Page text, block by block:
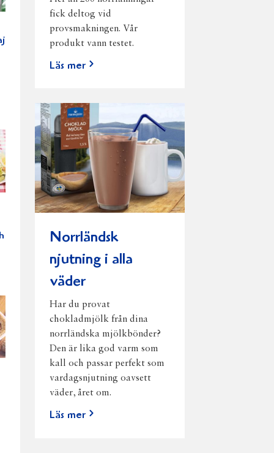
fick deltog vid
provsmakningen. Vår
produkt vann testet.
Läs mer
Norrländsk
njutning i alla
väder
Har du provat
chokladmjölk från dina
norrländska mjölkbönder?
Den är lika god varm som
kall och passar perfekt som
vardagsnjutning oavsett
väder, året om.
Läs mer